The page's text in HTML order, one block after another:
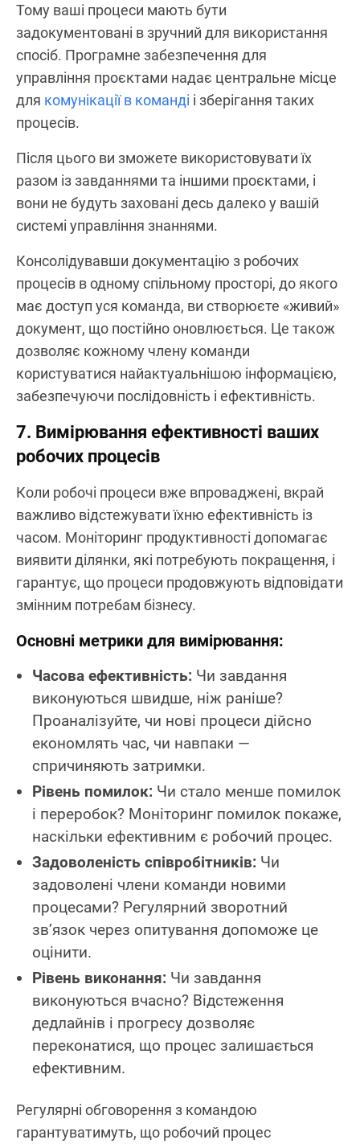
Тому ваші процеси мають бути
задокументовані в зручний для використання
спосіб. Програмне забезпечення для
управління проєктами надає центральне місце
для комунікації в команді і зберігання таких
процесів.
Після цього ви зможете використовувати їх
разом із завданнями та іншими проєктами, і
вони не будуть заховані десь далеко у вашій
системі управління знаннями.
Консолідувавши документацію з робочих
процесів в одному спільному просторі, до якого
має доступ уся команда, ви створюєте «живий»
документ, що постійно оновлюється. Це також
дозволяє кожному члену команди
користуватися найактуальнішою інформацією,
забезпечуючи послідовність і ефективність.
7. Вимірювання ефективності ваших
робочих процесів
Коли робочі процеси вже впроваджені, вкрай
важливо відстежувати їхню ефективність із
часом. Моніторинг продуктивності допомагає
виявити ділянки, які потребують покращення, і
гарантує, що процеси продовжують відповідати
змінним потребам бізнесу.
Основні метрики для вимірювання:
Часова ефективність: Чи завдання
виконуються швидше, ніж раніше?
Проаналізуйте, чи нові процеси дійсно
економлять час, чи навпаки —
спричиняють затримки.
Рівень помилок: Чи стало менше помилок
і переробок? Моніторинг помилок покаже,
наскільки ефективним є робочий процес.
Задоволеність співробітників: Чи
задоволені члени команди новими
процесами? Регулярний зворотний
зв’язок через опитування допоможе це
оцінити.
Рівень виконання: Чи завдання
виконуються вчасно? Відстеження
дедлайнів і прогресу дозволяє
переконатися, що процес залишається
ефективним.
Регулярні обговорення з командою
гарантуватимуть, що робочий процес